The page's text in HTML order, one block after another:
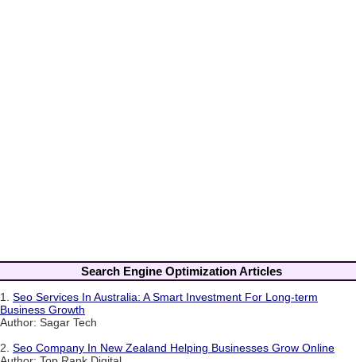
Search Engine Optimization Articles
1. Seo Services In Australia: A Smart Investment For Long-term
Business Growth
Author: Sagar Tech
2. Seo Company In New Zealand Helping Businesses Grow Online